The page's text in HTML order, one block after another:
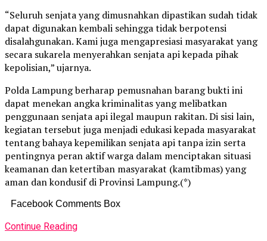
“Seluruh senjata yang dimusnahkan dipastikan sudah tidak
dapat digunakan kembali sehingga tidak berpotensi
disalahgunakan. Kami juga mengapresiasi masyarakat yang
secara sukarela menyerahkan senjata api kepada pihak
kepolisian,” ujarnya.
Polda Lampung berharap pemusnahan barang bukti ini
dapat menekan angka kriminalitas yang melibatkan
penggunaan senjata api ilegal maupun rakitan. Di sisi lain,
kegiatan tersebut juga menjadi edukasi kepada masyarakat
tentang bahaya kepemilikan senjata api tanpa izin serta
pentingnya peran aktif warga dalam menciptakan situasi
keamanan dan ketertiban masyarakat (kamtibmas) yang
aman dan kondusif di Provinsi Lampung.(*)
Facebook Comments Box
Continue Reading